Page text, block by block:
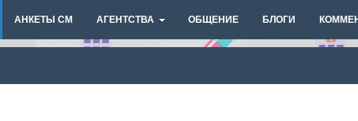
АНКЕТЫ СМ АГЕНТСТВА ОБЩЕНИЕ БЛОГИ